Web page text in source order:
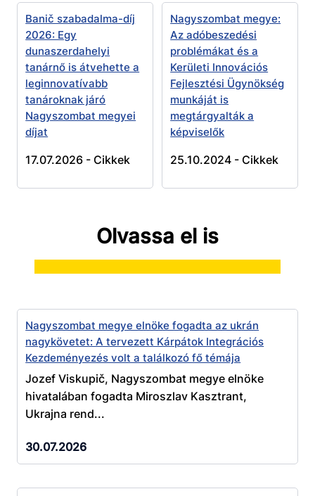
Banič szabadalma-díj
2026: Egy
dunaszerdahelyi
tanárnő is átvehette a
leginnovatívabb
tanároknak járó
Nagyszombat megyei
díjat
17.07.2026 - Cikkek
Nagyszombat megye:
Az adóbeszedési
problémákat és a
Kerületi Innovációs
Fejlesztési Ügynökség
munkáját is
megtárgyalták a
képviselők
25.10.2024 - Cikkek
Olvassa el is
Nagyszombat megye elnöke fogadta az ukrán
nagykövetet: A tervezett Kárpátok Integrációs
Kezdeményezés volt a találkozó fő témája
Jozef Viskupič, Nagyszombat megye elnöke
hivatalában fogadta Miroszlav Kasztrant,
Ukrajna rend...
30.07.2026